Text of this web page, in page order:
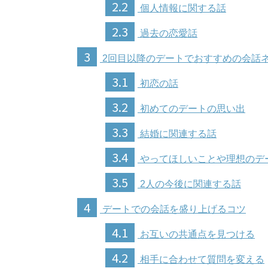
2.2 個人情報に関する話
2.3 過去の恋愛話
3 2回目以降のデートでおすすめの会話
3.1 初恋の話
3.2 初めてのデートの思い出
3.3 結婚に関連する話
3.4 やってほしいことや理想のデ
3.5 2人の今後に関連する話
4 デートでの会話を盛り上げるコツ
4.1 お互いの共通点を見つける
4.2 相手に合わせて質問を変える